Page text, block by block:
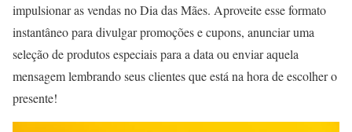
impulsionar as vendas no Dia das Mães. Aproveite esse formato
instantâneo para divulgar promoções e cupons, anunciar uma
seleção de produtos especiais para a data ou enviar aquela
mensagem lembrando seus clientes que está na hora de escolher o
presente!